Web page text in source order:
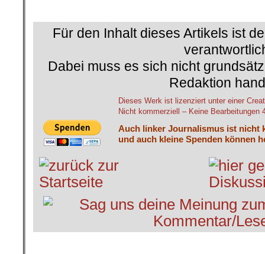
Für den Inhalt dieses Artikels ist
Dabei muss es sich nicht
Redaktion
Dieses Werk ist lizenziert unter einer
Nicht kommerziell – Keine Bearbeitungen
Auch linker Journalismus ist nicht
und auch kleine Spenden können